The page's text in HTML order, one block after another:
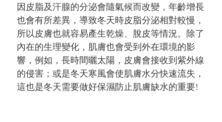
因皮脂及汗腺的分泌會隨氣候而改變，年齡增長
也會有所差異，導致冬天時皮脂分泌相對較慢，
所以皮膚也就容易產生乾燥、脫皮等情況。除了
內在的生理變化，肌膚也會受到外在環境的影
響，例如，長時間曬太陽，皮膚會接收到紫外線
的侵害；或是冬天寒風會使肌膚水分快速流失，
這也是冬天需要做好保濕防止肌膚缺水的重要!